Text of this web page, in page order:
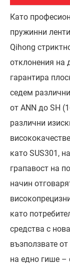
Като
пружинни
Qihong
отклонения на
гарантира
седем
от ANN до SH
различни
като SUS301,
грапавост на
начин
като
средства с
възползвате
на едно гише –